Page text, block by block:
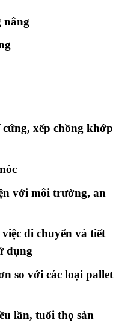
nâng
xếp chồng khớp
với môi trường, an
di chuyển và tiết
dụng
so với các loại pallet
lần, tuổi thọ sản